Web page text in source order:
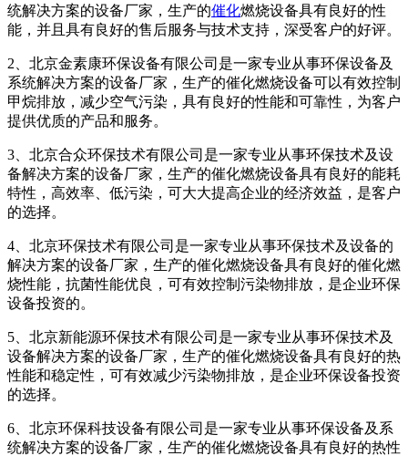
统解决方案的设备厂家，生产的催化燃烧设备具有良好的性
能，并且具有良好的售后服务与技术支持，深受客户的好评。
2、北京金素康环保设备有限公司是一家专业从事环保设备及
系统解决方案的设备厂家，生产的催化燃烧设备可以有效控制
甲烷排放，减少空气污染，具有良好的性能和可靠性，为客户
提供优质的产品和服务。
3、北京合众环保技术有限公司是一家专业从事环保技术及设
备解决方案的设备厂家，生产的催化燃烧设备具有良好的能耗
特性，高效率、低污染，可大大提高企业的经济效益，是客户
的选择。
4、北京环保技术有限公司是一家专业从事环保技术及设备的
解决方案的设备厂家，生产的催化燃烧设备具有良好的催化燃
烧性能，抗菌性能优良，可有效控制污染物排放，是企业环保
设备投资的。
5、北京新能源环保技术有限公司是一家专业从事环保技术及
设备解决方案的设备厂家，生产的催化燃烧设备具有良好的热
性能和稳定性，可有效减少污染物排放，是企业环保设备投资
的选择。
6、北京环保科技设备有限公司是一家专业从事环保设备及系
统解决方案的设备厂家，生产的催化燃烧设备具有良好的热性